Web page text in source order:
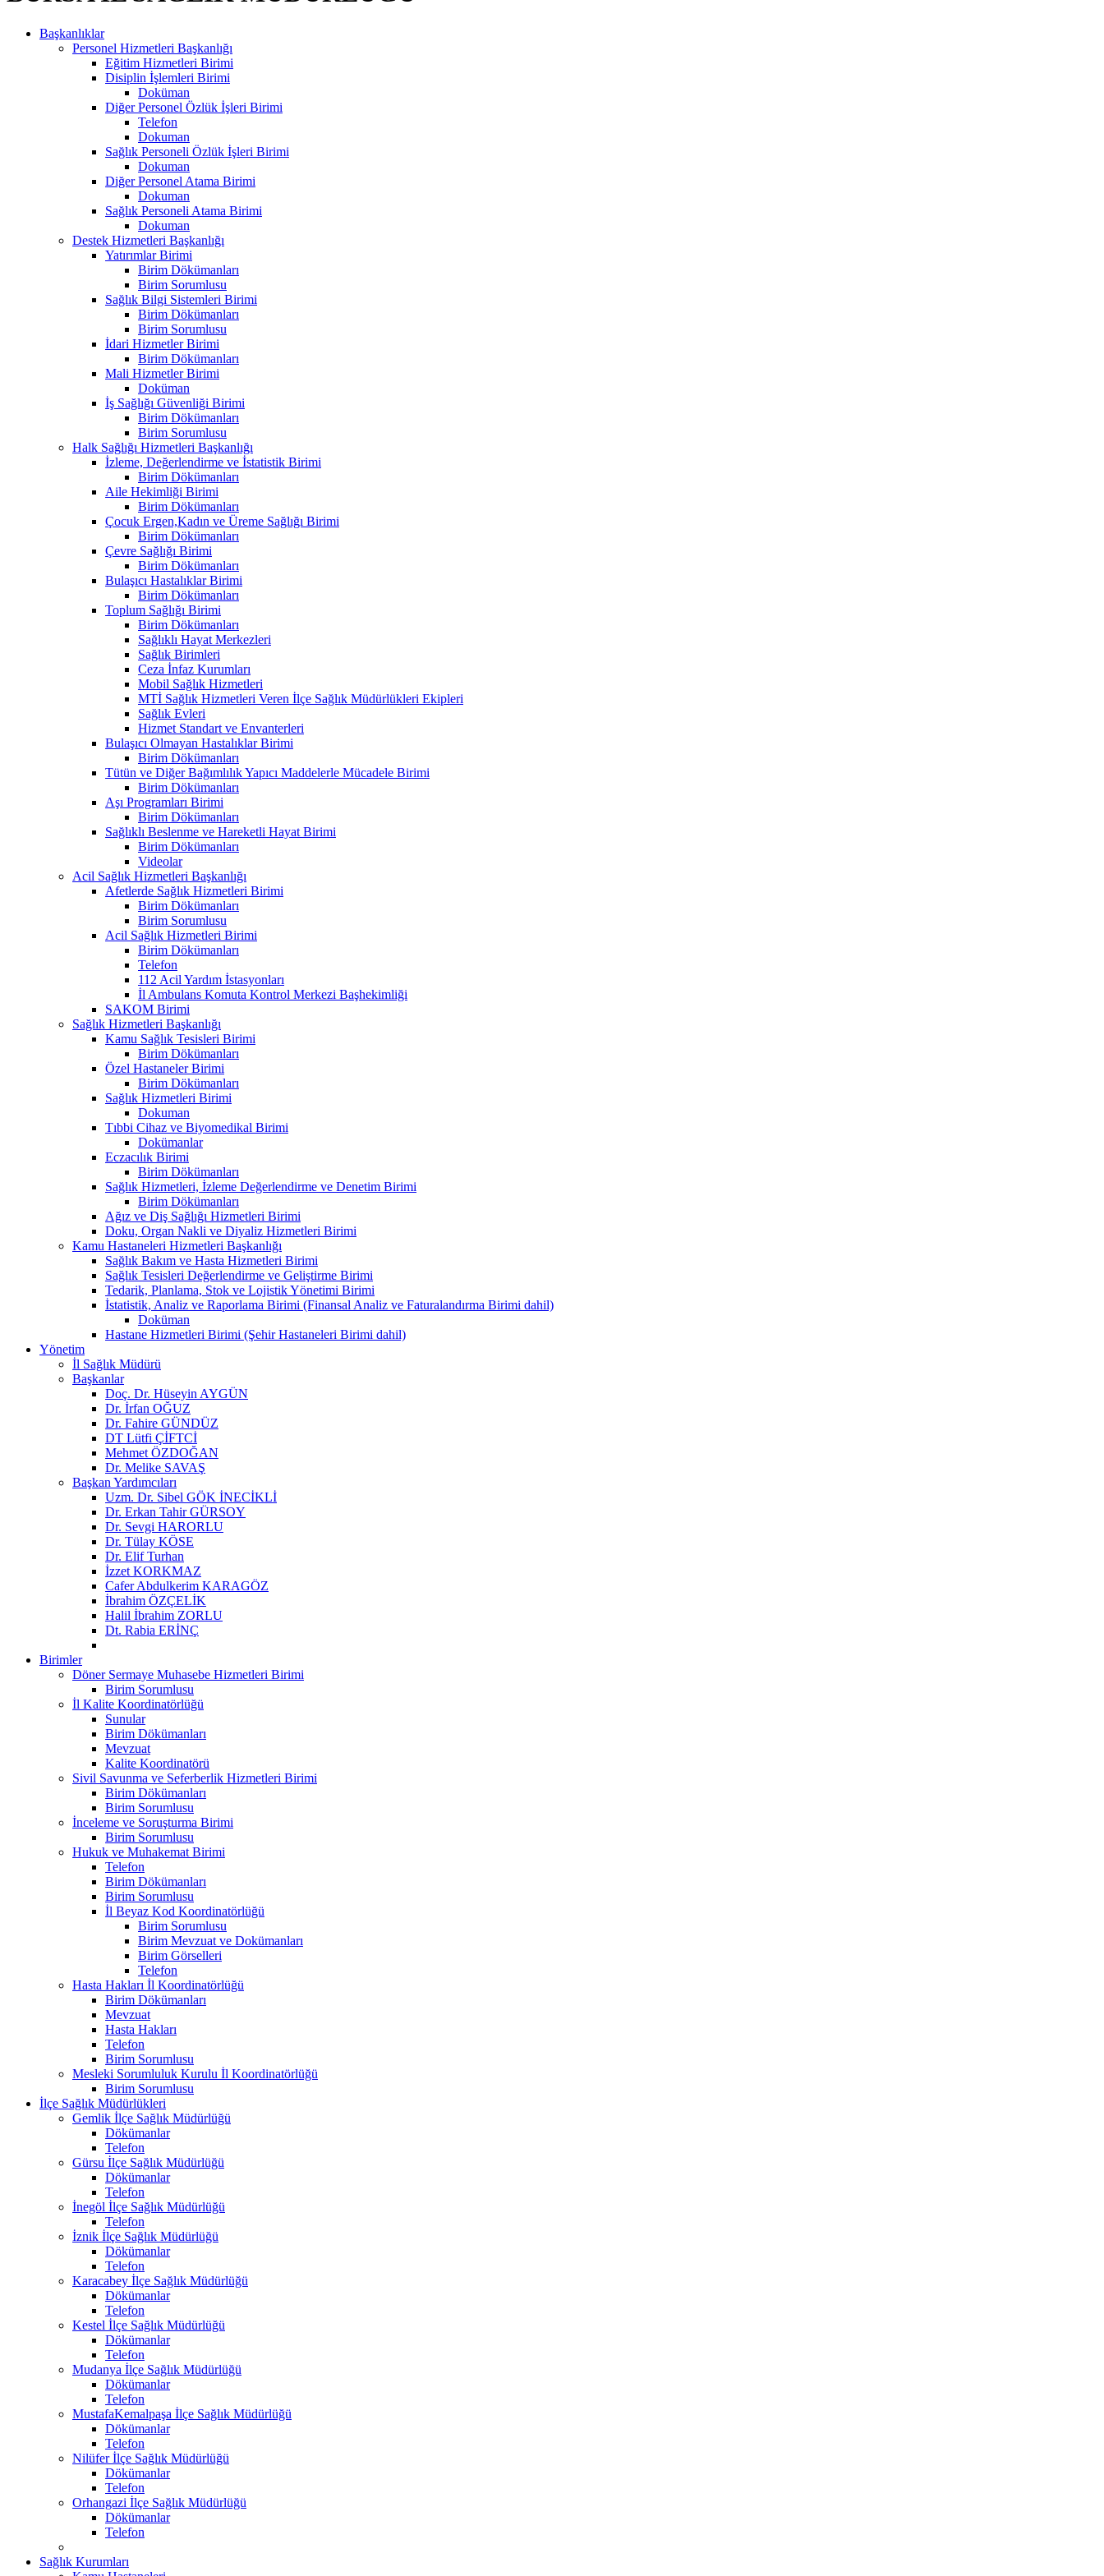
Başkanlıklar
Personel Hizmetleri Başkanlığı
Eğitim Hizmetleri Birimi
Disiplin İşlemleri Birimi
Doküman
Diğer Personel Özlük İşleri Birimi
Telefon
Dokuman
Sağlık Personeli Özlük İşleri Birimi
Dokuman
Diğer Personel Atama Birimi
Dokuman
Sağlık Personeli Atama Birimi
Dokuman
Destek Hizmetleri Başkanlığı
Yatırımlar Birimi
Birim Dökümanları
Birim Sorumlusu
Sağlık Bilgi Sistemleri Birimi
Birim Dökümanları
Birim Sorumlusu
İdari Hizmetler Birimi
Birim Dökümanları
Mali Hizmetler Birimi
Doküman
İş Sağlığı Güvenliği Birimi
Birim Dökümanları
Birim Sorumlusu
Halk Sağlığı Hizmetleri Başkanlığı
İzleme, Değerlendirme ve İstatistik Birimi
Birim Dökümanları
Aile Hekimliği Birimi
Birim Dökümanları
Çocuk Ergen,Kadın ve Üreme Sağlığı Birimi
Birim Dökümanları
Çevre Sağlığı Birimi
Birim Dökümanları
Bulaşıcı Hastalıklar Birimi
Birim Dökümanları
Toplum Sağlığı Birimi
Birim Dökümanları
Sağlıklı Hayat Merkezleri
Sağlık Birimleri
Ceza İnfaz Kurumları
Mobil Sağlık Hizmetleri
MTİ Sağlık Hizmetleri Veren İlçe Sağlık Müdürlükleri Ekipleri
Sağlık Evleri
Hizmet Standart ve Envanterleri
Bulaşıcı Olmayan Hastalıklar Birimi
Birim Dökümanları
Tütün ve Diğer Bağımlılık Yapıcı Maddelerle Mücadele Birimi
Birim Dökümanları
Aşı Programları Birimi
Birim Dökümanları
Sağlıklı Beslenme ve Hareketli Hayat Birimi
Birim Dökümanları
Videolar
Acil Sağlık Hizmetleri Başkanlığı
Afetlerde Sağlık Hizmetleri Birimi
Birim Dökümanları
Birim Sorumlusu
Acil Sağlık Hizmetleri Birimi
Birim Dökümanları
Telefon
112 Acil Yardım İstasyonları
İl Ambulans Komuta Kontrol Merkezi Başhekimliği
SAKOM Birimi
Sağlık Hizmetleri Başkanlığı
Kamu Sağlık Tesisleri Birimi
Birim Dökümanları
Özel Hastaneler Birimi
Birim Dökümanları
Sağlık Hizmetleri Birimi
Dokuman
Tıbbi Cihaz ve Biyomedikal Birimi
Dokümanlar
Eczacılık Birimi
Birim Dökümanları
Sağlık Hizmetleri, İzleme Değerlendirme ve Denetim Birimi
Birim Dökümanları
Ağız ve Diş Sağlığı Hizmetleri Birimi
Doku, Organ Nakli ve Diyaliz Hizmetleri Birimi
Kamu Hastaneleri Hizmetleri Başkanlığı
Sağlık Bakım ve Hasta Hizmetleri Birimi
Sağlık Tesisleri Değerlendirme ve Geliştirme Birimi
Tedarik, Planlama, Stok ve Lojistik Yönetimi Birimi
İstatistik, Analiz ve Raporlama Birimi (Finansal Analiz ve Faturalandırma Birimi dahil)
Doküman
Hastane Hizmetleri Birimi (Şehir Hastaneleri Birimi dahil)
Yönetim
İl Sağlık Müdürü
Başkanlar
Doç. Dr. Hüseyin AYGÜN
Dr. İrfan OĞUZ
Dr. Fahire GÜNDÜZ
DT Lütfi ÇİFTCİ
Mehmet ÖZDOĞAN
Dr. Melike SAVAŞ
Başkan Yardımcıları
Uzm. Dr. Sibel GÖK İNECİKLİ
Dr. Erkan Tahir GÜRSOY
Dr. Sevgi HARORLU
Dr. Tülay KÖSE
Dr. Elif Turhan
İzzet KORKMAZ
Cafer Abdulkerim KARAGÖZ
İbrahim ÖZÇELİK
Halil İbrahim ZORLU
Dt. Rabia ERİNÇ
Birimler
Döner Sermaye Muhasebe Hizmetleri Birimi
Birim Sorumlusu
İl Kalite Koordinatörlüğü
Sunular
Birim Dökümanları
Mevzuat
Kalite Koordinatörü
Sivil Savunma ve Seferberlik Hizmetleri Birimi
Birim Dökümanları
Birim Sorumlusu
İnceleme ve Soruşturma Birimi
Birim Sorumlusu
Hukuk ve Muhakemat Birimi
Telefon
Birim Dökümanları
Birim Sorumlusu
İl Beyaz Kod Koordinatörlüğü
Birim Sorumlusu
Birim Mevzuat ve Dokümanları
Birim Görselleri
Telefon
Hasta Hakları İl Koordinatörlüğü
Birim Dökümanları
Mevzuat
Hasta Hakları
Telefon
Birim Sorumlusu
Mesleki Sorumluluk Kurulu İl Koordinatörlüğü
Birim Sorumlusu
İlçe Sağlık Müdürlükleri
Gemlik İlçe Sağlık Müdürlüğü
Dökümanlar
Telefon
Gürsu İlçe Sağlık Müdürlüğü
Dökümanlar
Telefon
İnegöl İlçe Sağlık Müdürlüğü
Telefon
İznik İlçe Sağlık Müdürlüğü
Dökümanlar
Telefon
Karacabey İlçe Sağlık Müdürlüğü
Dökümanlar
Telefon
Kestel İlçe Sağlık Müdürlüğü
Dökümanlar
Telefon
Mudanya İlçe Sağlık Müdürlüğü
Dökümanlar
Telefon
MustafaKemalpaşa İlçe Sağlık Müdürlüğü
Dökümanlar
Telefon
Nilüfer İlçe Sağlık Müdürlüğü
Dökümanlar
Telefon
Orhangazi İlçe Sağlık Müdürlüğü
Dökümanlar
Telefon
Sağlık Kurumları